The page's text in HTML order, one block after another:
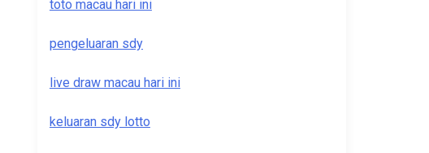
toto macau hari ini
pengeluaran sdy
live draw macau hari ini
keluaran sdy lotto